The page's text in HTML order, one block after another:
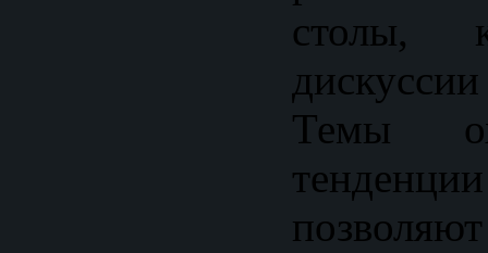
столы,
Темы